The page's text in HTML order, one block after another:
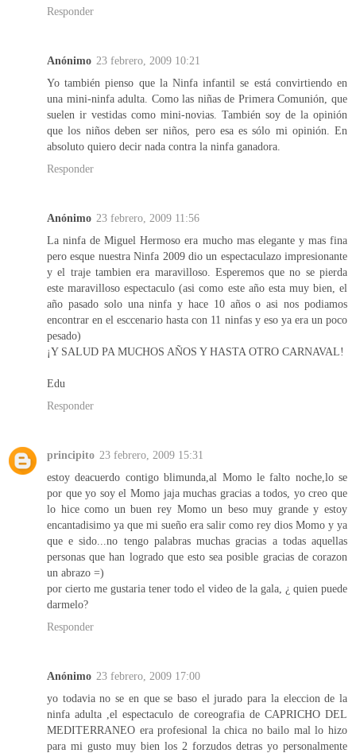
Responder
Anónimo 23 febrero, 2009 10:21
Yo también pienso que la Ninfa infantil se está convirtiendo en
una mini-ninfa adulta. Como las niñas de Primera Comunión, que
suelen ir vestidas como mini-novias. También soy de la opinión
que los niños deben ser niños, pero esa es sólo mi opinión. En
absoluto quiero decir nada contra la ninfa ganadora.
Responder
Anónimo 23 febrero, 2009 11:56
La ninfa de Miguel Hermoso era mucho mas elegante y mas fina
pero esque nuestra Ninfa 2009 dio un espectaculazo impresionante
y el traje tambien era maravilloso. Esperemos que no se pierda
este maravilloso espectaculo (asi como este año esta muy bien, el
año pasado solo una ninfa y hace 10 años o asi nos podiamos
encontrar en el esccenario hasta con 11 ninfas y eso ya era un poco
pesado)
¡Y SALUD PA MUCHOS AÑOS Y HASTA OTRO CARNAVAL!
Edu
Responder
principito 23 febrero, 2009 15:31
estoy deacuerdo contigo blimunda,al Momo le falto noche,lo se
por que yo soy el Momo jaja muchas gracias a todos, yo creo que
lo hice como un buen rey Momo un beso muy grande y estoy
encantadisimo ya que mi sueño era salir como rey dios Momo y ya
que e sido...no tengo palabras muchas gracias a todas aquellas
personas que han logrado que esto sea posible gracias de corazon
un abrazo =)
por cierto me gustaria tener todo el video de la gala, ¿ quien puede
darmelo?
Responder
Anónimo 23 febrero, 2009 17:00
yo todavia no se en que se baso el jurado para la eleccion de la
ninfa adulta ,el espectaculo de coreografia de CAPRICHO DEL
MEDITERRANEO era profesional la chica no bailo mal lo hizo
para mi gusto muy bien los 2 forzudos detras yo personalmente